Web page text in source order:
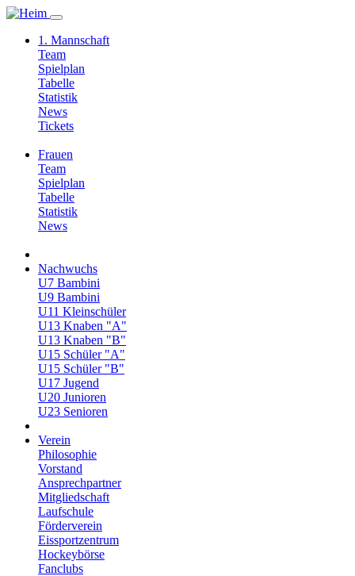
1. Mannschaft
Team
Spielplan
Tabelle
Statistik
News
Tickets
Frauen
Team
Spielplan
Tabelle
Statistik
News
Nachwuchs
U7 Bambini
U9 Bambini
U11 Kleinschüler
U13 Knaben "A"
U13 Knaben "B"
U15 Schüler "A"
U15 Schüler "B"
U17 Jugend
U20 Junioren
U23 Senioren
Verein
Philosophie
Vorstand
Ansprechpartner
Mitgliedschaft
Laufschule
Förderverein
Eissportzentrum
Hockeybörse
Fanclubs